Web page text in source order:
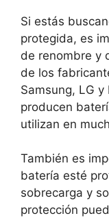
Si estás
protegida, es
de renombre y
de los
Samsung, LG
producen
utilizan en
También es
batería esté
sobrecarga y
protección